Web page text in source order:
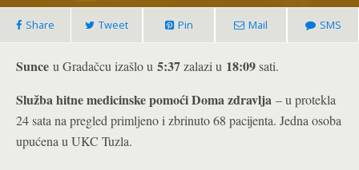
Share Tweet Pin Mail SMS
Sunce u Gradačcu izašlo u 5:37zalazi u 18:09sati.
Služba hitne medicinske pomoći Doma zdravlja – u protekla
24 sata na pregled primljeno i zbrinuto 68 pacijenta. Jedna osoba
upućena u UKC Tuzla.